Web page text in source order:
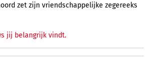
zet zijn vriendschappelijke zegereeks
jij belangrijk vindt.